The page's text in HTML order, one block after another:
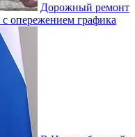
Дорожный ремонт
опережением графика